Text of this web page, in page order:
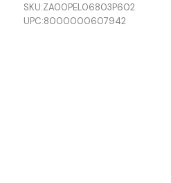
SKU:ZA00PEL06803P602
UPC:8000000607942